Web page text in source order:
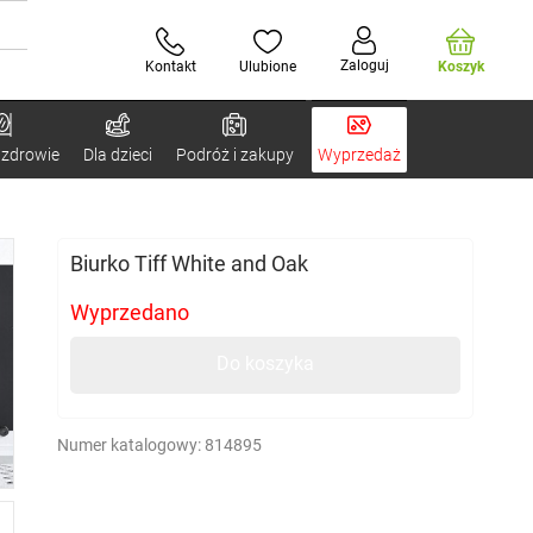
Kontakt Ulubione Zaloguj Koszyk
Dla dzieci Podróż i zakupy Wyprzedaż
Biurko Tiff White and Oak
Wyprzedano
Numer katalogowy: 814895